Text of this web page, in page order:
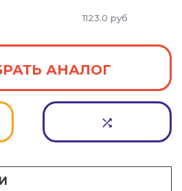
1123.0 руб
АНАЛОГ